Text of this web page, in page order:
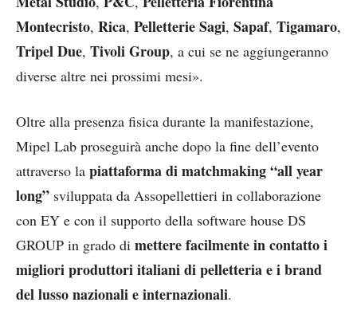
Montecristo, Rica, Pelletterie Sagi, Sapaf, Tigamaro,
Tripel Due, Tivoli Group, a cui se ne aggiungeranno
diverse altre nei prossimi mesi».
Oltre alla presenza fisica durante la manifestazione,
Mipel Lab proseguirà anche dopo la fine dell’evento
attraverso la piattaforma di matchmaking “all year
long” sviluppata da Assopellettieri in collaborazione
con EY e con il supporto della software house DS
GROUP in grado di mettere facilmente in contatto i
migliori produttori italiani di pelletteria e i brand
del lusso nazionali e internazionali.